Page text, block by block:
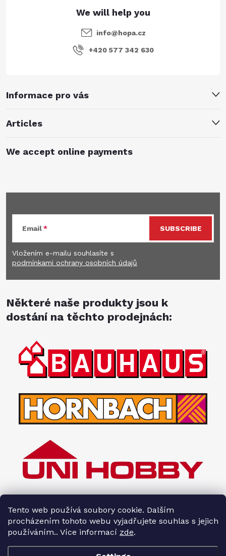
Tento web používá soubory cookie. Dalším
procházením tohoto webu vyjadřujete souhlas s jejich
používáním.. Více informací zde.
Informace pro vás
Articles
info@hopa.cz
+420 577 342 630
We accept online payments
Email
Vložením e-mailu souhlasíte s
podmínkami ochrany osobních údajů
SUBSCRIBE
Některé naše produkty jsou k
dostání na těchto prodejnách: